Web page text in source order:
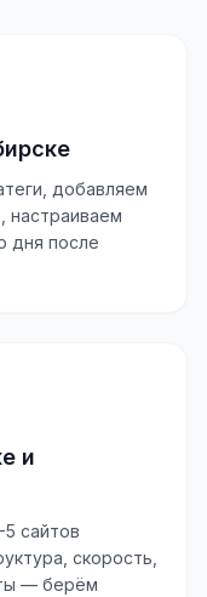
добавляем
настраиваем
дня после
и
сайтов
скорость,
— берём